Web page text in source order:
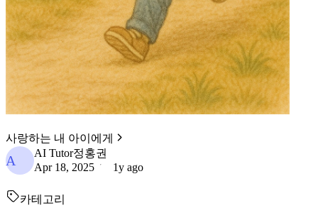
사랑하는 내 아이에게
A
AI Tutor정홍권
Apr 18, 2025
1y ago
카테고리